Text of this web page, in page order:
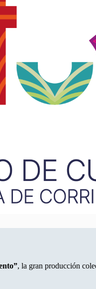
, la gran producción